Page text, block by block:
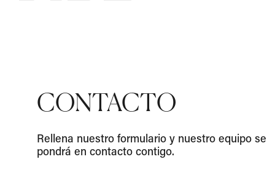
CONTACTO
Rellena nuestro formulario y nuestro equipo se
pondrá en contacto contigo.